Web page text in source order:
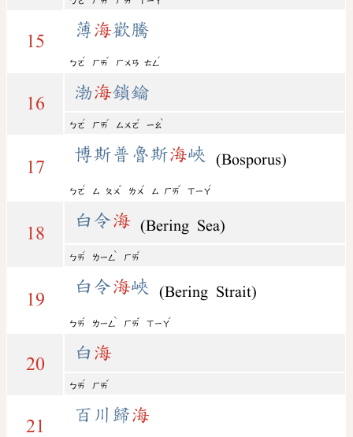
15
薄 海歡騰
ㄅㄛ
ˊ
ㄏㄞ
ˇ
ㄏㄨㄢ ㄊㄥ
ˊ
16
渤海鎖鑰
ㄅㄛ
ˊ
ㄏㄞ
ˇ
ㄙㄨㄛ
ˇ
ㄧㄠ
ˋ
17
博斯普魯斯海峽 (Bosporus)
ㄅㄛ
ˊ
ㄙ ㄆㄨ
ˇ
ㄌㄨ
ˇ
ㄙ ㄏㄞ
ˇ
ㄒㄧㄚ
ˊ
18
白令海 (Bering Sea)
ㄅㄞ
ˊ
ㄌㄧㄥ
ˋ
ㄏㄞ
ˇ
19
白令海峽 (Bering Strait)
ㄅㄞ
ˊ
ㄌㄧㄥ
ˋ
ㄏㄞ
ˇ
ㄒㄧㄚ
ˊ
20
白 海
ㄅㄞ
ˊ
ㄏㄞ
ˇ
21
百川歸海